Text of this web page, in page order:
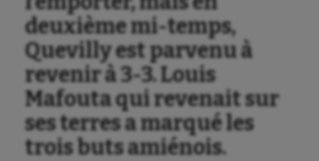
deuxième mi-temps,
Quevilly est parvenu à
revenir à 3-3. Louis
Mafouta qui revenait sur
ses terres a marqué les
trois buts amiénois.